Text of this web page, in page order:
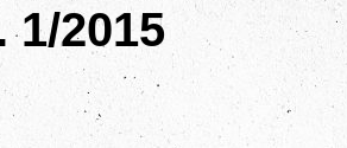
1/2015